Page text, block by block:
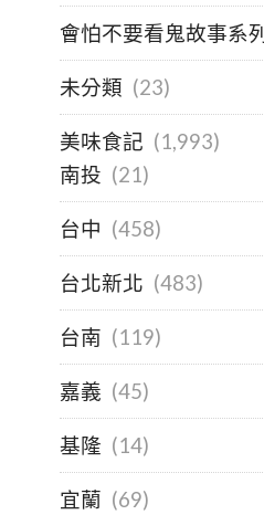
會怕不要看鬼故事系列
未分類 (23)
美味食記 (1,993)
南投 (21)
台中 (458)
台北新北 (483)
台南 (119)
嘉義 (45)
基隆 (14)
宜蘭 (69)